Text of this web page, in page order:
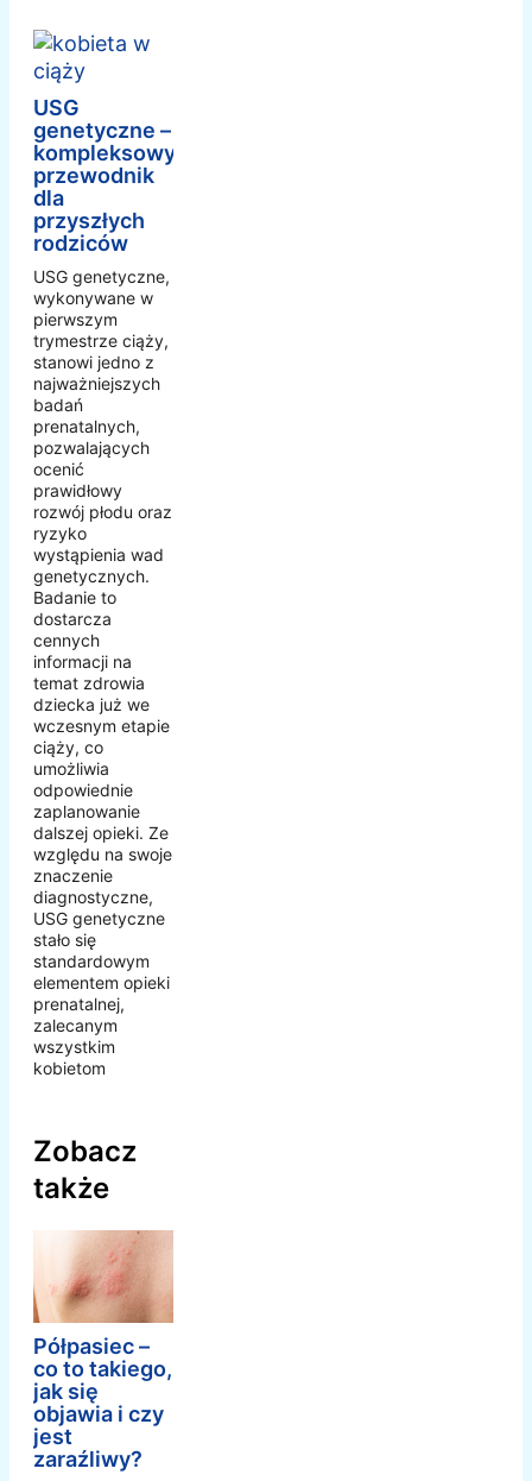
USG
genetyczne –
kompleksowy
przewodnik
dla
przyszłych
rodziców
USG genetyczne,
wykonywane w
pierwszym
trymestrze ciąży,
stanowi jedno z
najważniejszych
badań
prenatalnych,
pozwalających
ocenić
prawidłowy
rozwój płodu oraz
ryzyko
wystąpienia wad
genetycznych.
Badanie to
dostarcza
cennych
informacji na
temat zdrowia
dziecka już we
wczesnym etapie
ciąży, co
umożliwia
odpowiednie
zaplanowanie
dalszej opieki. Ze
względu na swoje
znaczenie
diagnostyczne,
USG genetyczne
stało się
standardowym
elementem opieki
prenatalnej,
zalecanym
wszystkim
kobietom
Zobacz
także
Półpasiec –
co to takiego,
jak się
objawia i czy
jest
zaraźliwy?